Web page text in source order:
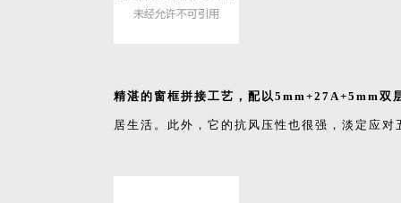
精湛的窗框拼接工艺，配以5mm+27A+5mm双
居生活。此外，它的抗风压性也很强，淡定应